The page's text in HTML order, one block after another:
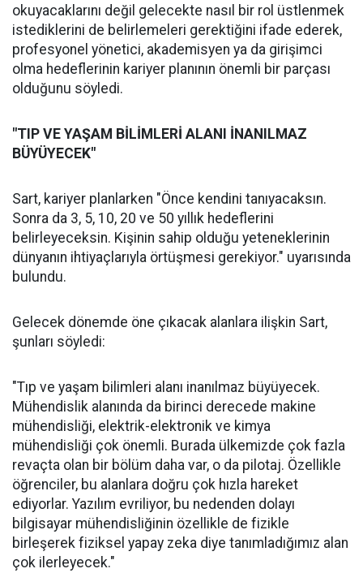
okuyacaklarını değil gelecekte nasıl bir rol üstlenmek
istediklerini de belirlemeleri gerektiğini ifade ederek,
profesyonel yönetici, akademisyen ya da girişimci
olma hedeflerinin kariyer planının önemli bir parçası
olduğunu söyledi.
"TIP VE YAŞAM BİLİMLERİ ALANI İNANILMAZ
BÜYÜYECEK"
Sart, kariyer planlarken "Önce kendini tanıyacaksın.
Sonra da 3, 5, 10, 20 ve 50 yıllık hedeflerini
belirleyeceksin. Kişinin sahip olduğu yeteneklerinin
dünyanın ihtiyaçlarıyla örtüşmesi gerekiyor." uyarısında
bulundu.
Gelecek dönemde öne çıkacak alanlara ilişkin Sart,
şunları söyledi:
"Tıp ve yaşam bilimleri alanı inanılmaz büyüyecek.
Mühendislik alanında da birinci derecede makine
mühendisliği, elektrik-elektronik ve kimya
mühendisliği çok önemli. Burada ülkemizde çok fazla
revaçta olan bir bölüm daha var, o da pilotaj. Özellikle
öğrenciler, bu alanlara doğru çok hızla hareket
ediyorlar. Yazılım evriliyor, bu nedenden dolayı
bilgisayar mühendisliğinin özellikle de fizikle
birleşerek fiziksel yapay zeka diye tanımladığımız alan
çok ilerleyecek."